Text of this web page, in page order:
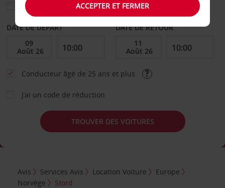
Sélectionnez une autre agence de retour
DATE DE DÉPART DATE DE RETOUR
Conducteur âgé de 25 ans et plus
J’ai un code de réduction
TROUVER DES VOITURES
Avis Services Avis Location Voiture
Europe
Norvège
Stord
ACCEPTER ET FERMER